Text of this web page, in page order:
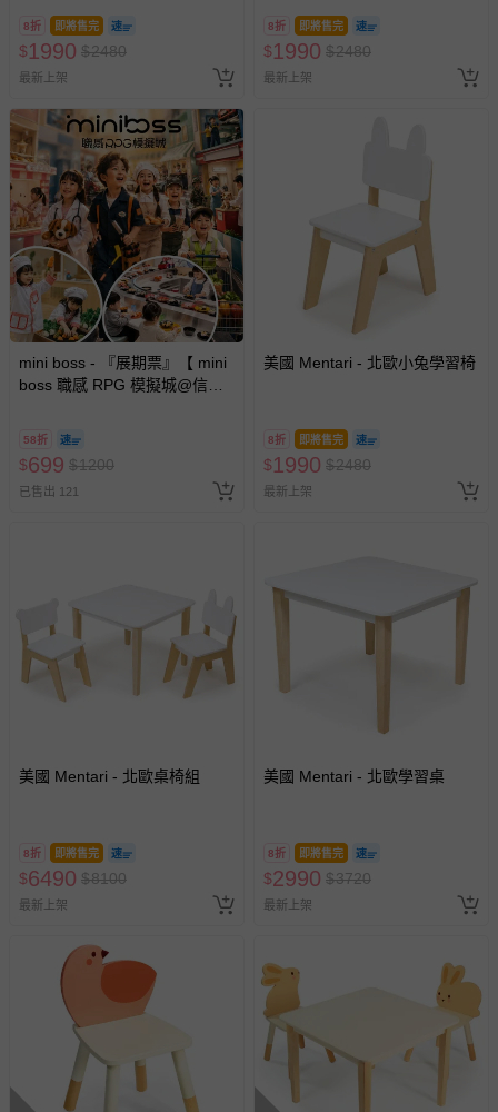
8折 即將售完
$1990 $2480
最新上架
8折 即將售完
$1990 $2480
最新上架
mini boss - 『展期票』【 mini
boss 職感 RPG 模擬城@信義
換，依現場梯次安排入場，逾
期作廢) (兒童票(2歲以上)贈一
名陪伴成人)
58折
$699 $1200
已售出 121
美國 Mentari - 北歐小兔學習椅
8折 即將售完
$1990 $2480
最新上架
美國 Mentari - 北歐桌椅組
8折 即將售完
$6490 $8100
最新上架
美國 Mentari - 北歐學習桌
8折 即將售完
$2990 $3720
最新上架